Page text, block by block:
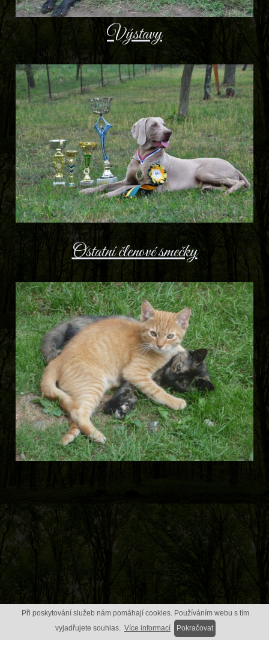
Výstavy
Ostatní členové smečky
Při poskytování služeb nám pomáhají cookies. Používáním webu s tím
vyjadřujete souhlas. Více informací Pokračovat